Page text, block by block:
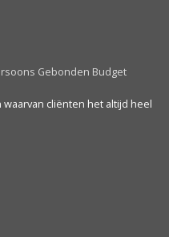
Gebonden Budget
waarvan cliënten het altijd heel